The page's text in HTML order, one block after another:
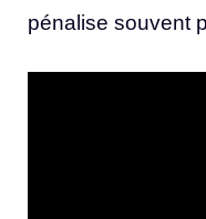
pénalise souvent